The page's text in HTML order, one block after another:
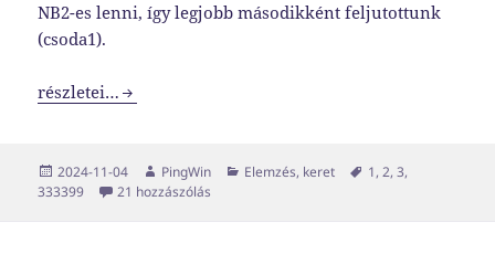
NB2-es lenni, így legjobb másodikként feljutottunk
(csoda1).
Minden csoda 3 napig tart, …
részletei…
Közzétéve
2024-11-04 Szerző
PingWin Kategória
Elemzés, keret Címke
1,2,3,
333399
21 hozzászólás